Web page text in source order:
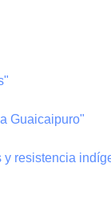
Guaicaipuro"
resistencia